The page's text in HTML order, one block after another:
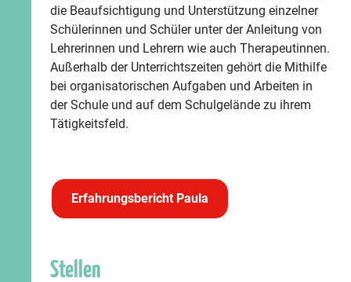
die Beaufsichtigung und Unterstützung einzelner
Schülerinnen und Schüler unter der Anleitung von
Lehrerinnen und Lehrern wie auch Therapeutinnen.
Außerhalb der Unterrichtszeiten gehört die Mithilfe
bei organisatorischen Aufgaben und Arbeiten in
der Schule und auf dem Schulgelände zu ihrem
Tätigkeitsfeld.
Erfahrungsbericht Paula
Stellen